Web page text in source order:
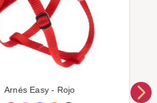
Arnés Easy - Rojo